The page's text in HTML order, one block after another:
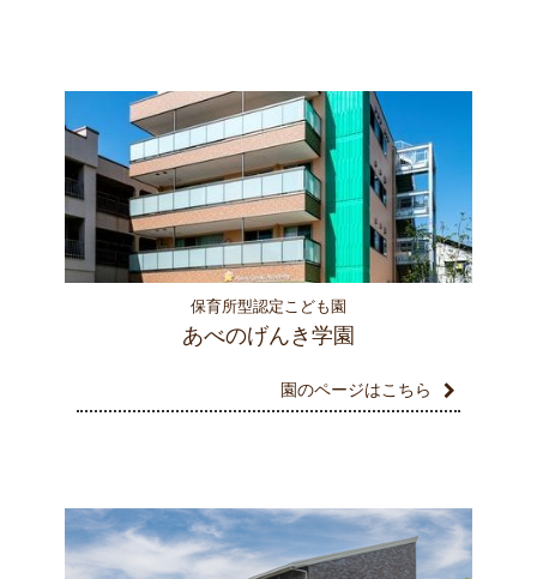
保育所型認定こども園
あべのげんき学園
園のページはこちら